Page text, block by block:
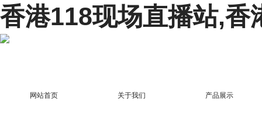
香港118现场直播站,香
网站首页 关于我们 产品展示